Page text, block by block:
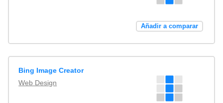
Añadir a comparar
Bing Image Creator
Web Design